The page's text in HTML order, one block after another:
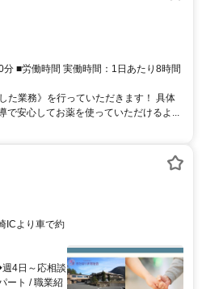
■労働時間 実働時間：1日あたり8時間
た業務》を行っていただきます！ 具体
安心してお薬を使っていただけるよ...
ICより車で約
4日～応相談
ート / 職業紹